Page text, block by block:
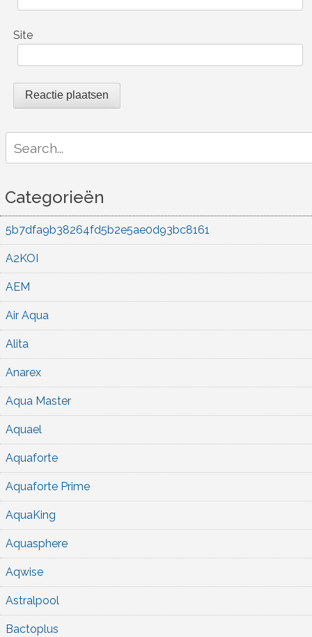
Site
for:
Categorieën
5b7dfa9b38264fd5b2e5ae0d93bc8161
A2KOI
AEM
Air Aqua
Alita
Anarex
Aqua Master
Aquael
Aquaforte
Aquaforte Prime
AquaKing
Aquasphere
Aqwise
Astralpool
Bactoplus